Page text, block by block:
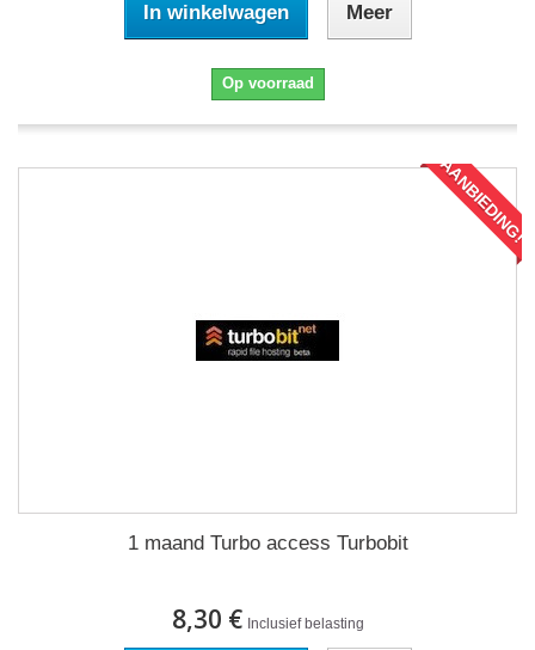
In winkelwagen Meer
Op voorraad
AANBIEDING!
1 maand Turbo access Turbobit
8,30 € Inclusief belasting